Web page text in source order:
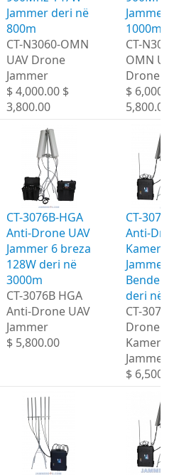
Jammer deri në
800m
CT-N3060-OMN
UAV Drone
Jammer
$ 4,000.00 $
3,800.00
Jammer
1000m
CT-
OMN
Drone
$
5,800.00
CT-3076B-HGA
Anti-Drone UAV
Jammer 6 breza
128W deri në
3000m
CT-3076B HGA
Anti-Drone UAV
Jammer
$ 5,800.00
CT-
Anti-
Kamera
Jammer
Bende
deri në
CT-
Drone
Kamera
Jammer
$